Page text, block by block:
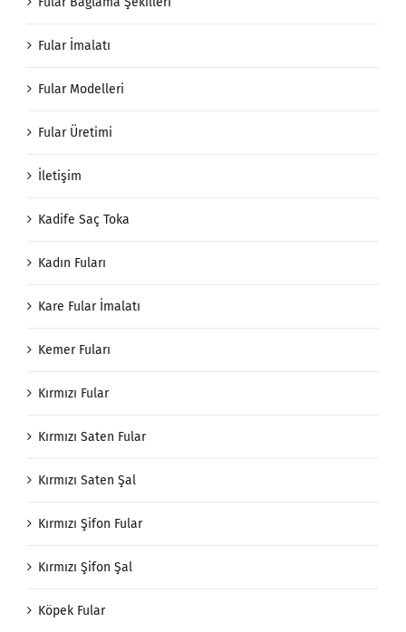
Fular İmalatı
Fular Modelleri
Fular Üretimi
İletişim
Kadife Saç Toka
Kadın Fuları
Kare Fular İmalatı
Kemer Fuları
Kırmızı Fular
Kırmızı Saten Fular
Kırmızı Saten Şal
Kırmızı Şifon Fular
Kırmızı Şifon Şal
Köpek Fular